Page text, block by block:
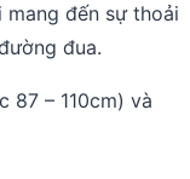
₫.
đến sự thoải
đua.
87 – 110cm) và